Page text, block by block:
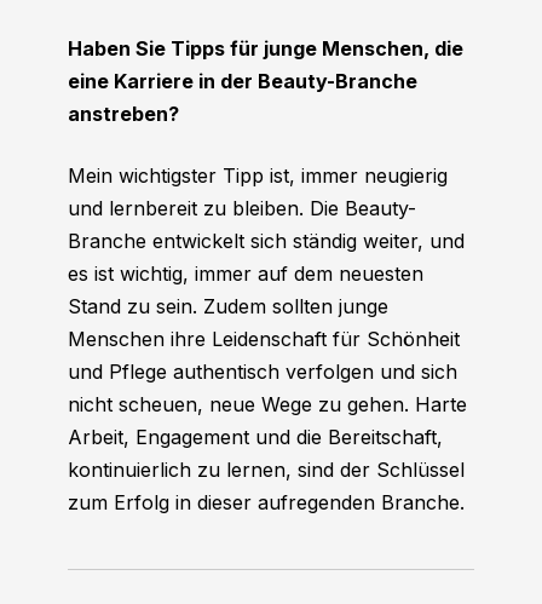
Haben Sie Tipps für junge Menschen, die
eine Karriere in der Beauty-Branche
anstreben?
Mein wichtigster Tipp ist, immer neugierig
und lernbereit zu bleiben. Die Beauty-
Branche entwickelt sich ständig weiter, und
es ist wichtig, immer auf dem neuesten
Stand zu sein. Zudem sollten junge
Menschen ihre Leidenschaft für Schönheit
und Pflege authentisch verfolgen und sich
nicht scheuen, neue Wege zu gehen. Harte
Arbeit, Engagement und die Bereitschaft,
kontinuierlich zu lernen, sind der Schlüssel
zum Erfolg in dieser aufregenden Branche.